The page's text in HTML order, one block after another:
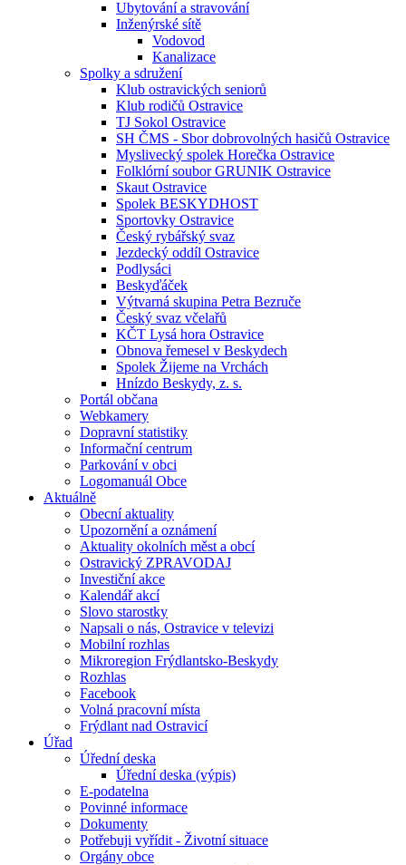
Ubytování a stravování
Inženýrské sítě
Vodovod
Kanalizace
Spolky a sdružení
Klub ostravických seniorů
Klub rodičů Ostravice
TJ Sokol Ostravice
SH ČMS - Sbor dobrovolných hasičů Ostravice
Myslivecký spolek Horečka Ostravice
Folklórní soubor GRUNIK Ostravice
Skaut Ostravice
Spolek BESKYDHOST
Sportovky Ostravice
Český rybářský svaz
Jezdecký oddíl Ostravice
Podlysáci
Beskyďáček
Výtvarná skupina Petra Bezruče
Český svaz včelařů
KČT Lysá hora Ostravice
Obnova řemesel v Beskydech
Spolek Žijeme na Vrchách
Hnízdo Beskydy, z. s.
Portál občana
Webkamery
Dopravní statistiky
Informační centrum
Parkování v obci
Logomanuál Obce
Aktuálně
Obecní aktuality
Upozornění a oznámení
Aktuality okolních měst a obcí
Ostravický ZPRAVODAJ
Investiční akce
Kalendář akcí
Slovo starostky
Napsali o nás, Ostravice v televizi
Mobilní rozhlas
Mikroregion Frýdlantsko-Beskydy
Rozhlas
Facebook
Volná pracovní místa
Frýdlant nad Ostravicí
Úřad
Úřední deska
Úřední deska (výpis)
E-podatelna
Povinné informace
Dokumenty
Potřebuji vyřídit - Životní situace
Orgány obce